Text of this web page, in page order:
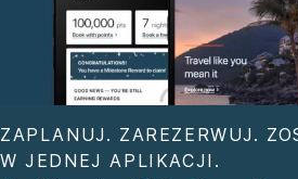
ZAPLANUJ. ZAREZERWUJ.
W JEDNEJ APLIKACJI.